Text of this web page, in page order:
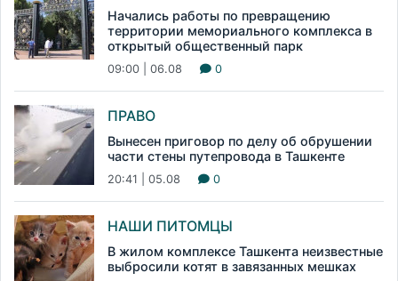
Начались работы по превращению
территории мемориального комплекса в
открытый общественный парк
09:00 | 06.08 0
ПРАВО
Вынесен приговор по делу об обрушении
части стены путепровода в Ташкенте
20:41 | 05.08 0
НАШИ ПИТОМЦЫ
В жилом комплексе Ташкента неизвестные
выбросили котят в завязанных мешках